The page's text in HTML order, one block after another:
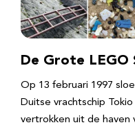
De Grote LEGO
Op 13 februari 1997
Duitse vrachtschip
vertrokken uit de haven